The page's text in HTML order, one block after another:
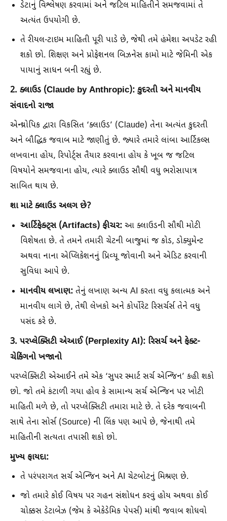
ડેટાનું વિશ્લેષણ કરવામાં અને જટિલ માહિતીને સમજવામાં તે
અત્યંત ઉપયોગી છે.
તે રીયલ-ટાઇમ માહિતી પૂરી પાડે છે, જેથી તમે હંમેશા અપડેટ રહી
શકો છો. શિક્ષણ અને પ્રોફેશનલ બિઝનેસ કામો માટે જેમિની એક
પાયાનું સાધન બની રહ્યું છે.
2. ક્લાઉડ (Claude by Anthropic): કુદરતી અને માનવીય
સંવાદનો રાજા
એન્થ્રોપિક દ્વારા વિકસિત ‘ક્લાઉડ’ (Claude) તેના અત્યંત કુદરતી
અને બૌદ્ધિક જવાબ માટે જાણીતું છે. જ્યારે તમારે લાંબા આર્ટિકલ્સ
લખવાના હોય, રિપોર્ટ્સ તૈયાર કરવાના હોય કે ખૂબ જ જટિલ
વિષયોને સમજવાના હોય, ત્યારે ક્લાઉડ સૌથી વધુ ભરોસાપાત્ર
સાબિત થાય છે.
શા માટે ક્લાઉડ અલગ છે?
આર્ટિફેક્ટ્સ (Artifacts) ફીચર: આ ક્લાઉડની સૌથી મોટી
વિશેષતા છે. તે તમને તમારી ચેટની બાજુમાં જ કોડ, ડોક્યુમેન્ટ
અથવા નાના એપ્લિકેશનનું પ્રિવ્યૂ જોવાની અને એડિટ કરવાની
સુવિધા આપે છે.
માનવીય લખાણ: તેનું લખાણ અન્ય AI કરતા વધુ કલાત્મક અને
માનવીય લાગે છે, તેથી લેખકો અને કોર્પોરેટ રિસર્ચર્સ તેને વધુ
પસંદ કરે છે.
3. પરપ્લેક્સિટી એઆઈ (Perplexity AI): રિસર્ચ અને ફેક્ટ-
ચેકિંગનો ખજાનો
પરપ્લેક્સિટી એઆઈને તમે એક ‘સુપર સ્માર્ટ સર્ચ એન્જિન’ કહી શકો
છો. જો તમે કંટાળી ગયા હોવ કે સામાન્ય સર્ચ એન્જિન પર ખોટી
માહિતી મળે છે, તો પરપ્લેક્સિટી તમારા માટે છે. તે દરેક જવાબની
સાથે તેના સોર્સ (Source) ની લિંક પણ આપે છે, જેનાથી તમે
માહિતીની સત્યતા તપાસી શકો છો.
મુખ્ય ફાયદા:
તે પરંપરાગત સર્ચ એન્જિન અને AI ચેટબોટનું મિશ્રણ છે.
જો તમારે કોઈ વિષય પર ગહન સંશોધન કરવું હોય અથવા કોઈ
ચોક્કસ ડેટાબેઝ (જેમ કે એકેડેમિક પેપર્સ) માંથી જવાબ શોધવો